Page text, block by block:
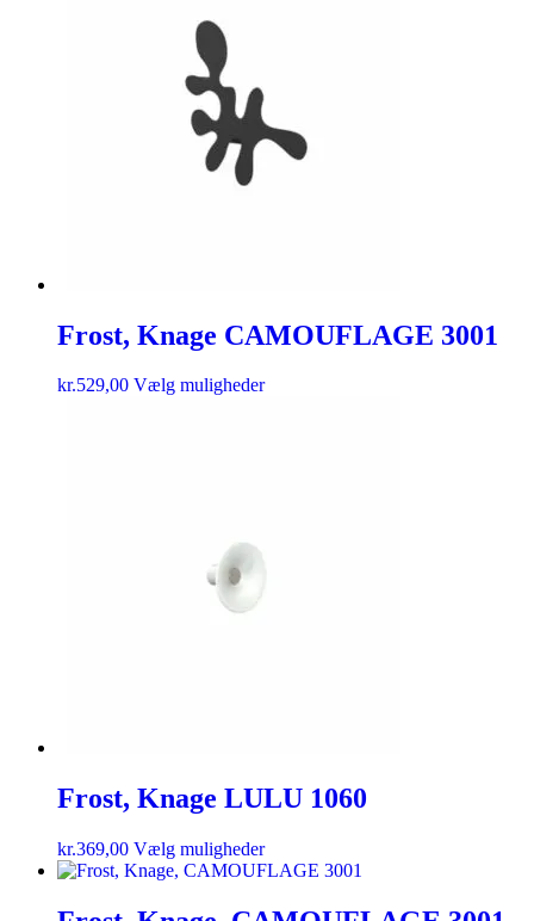
Frost, Knage CAMOUFLAGE 3001
kr.529,00 Vælg muligheder
Frost, Knage LULU 1060
kr.369,00 Vælg muligheder